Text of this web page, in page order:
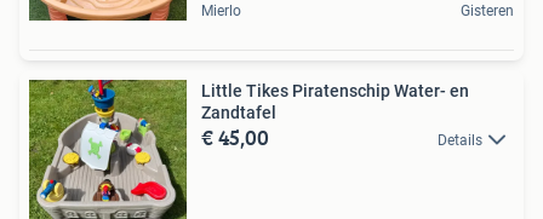
Mierlo Gisteren
Little Tikes Piratenschip Water- en
Zandtafel
€ 45,00 Details